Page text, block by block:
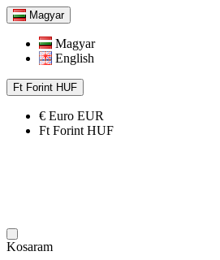
Magyar
Magyar
English
Ft Forint HUF
€ Euro EUR
Ft Forint HUF
Kosaram